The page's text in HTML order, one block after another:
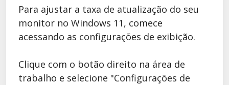
Para ajustar a taxa de atualização do seu
monitor no Windows 11, comece
acessando as configurações de exibição.
Clique com o botão direito na área de
trabalho e selecione "Configurações de